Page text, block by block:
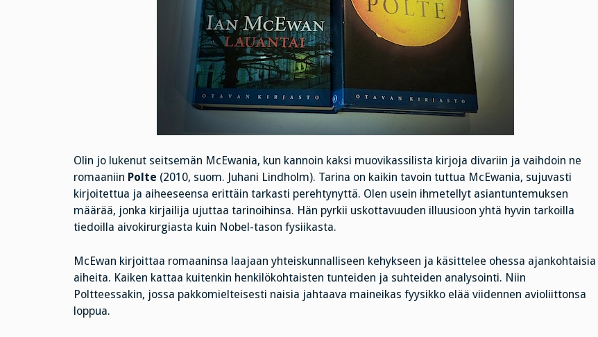
Olin jo lukenut seitsemän McEwania, kun kannoin kaksi muovikassilista kirjoja divariin ja vaihdoin ne
romaaniin Polte (2010, suom. Juhani Lindholm). Tarina on kaikin tavoin tuttua McEwania, sujuvasti
kirjoitettua ja aiheeseensa erittäin tarkasti perehtynyttä. Olen usein ihmetellyt asiantuntemuksen
määrää, jonka kirjailija ujuttaa tarinoihinsa. Hän pyrkii uskottavuuden illuusioon yhtä hyvin tarkoilla
tiedoilla aivokirurgiasta kuin Nobel-tason fysiikasta.
McEwan kirjoittaa romaaninsa laajaan yhteiskunnalliseen kehykseen ja käsittelee ohessa ajankohtaisia
aiheita. Kaiken kattaa kuitenkin henkilökohtaisten tunteiden ja suhteiden analysointi. Niin
Poltteessakin, jossa pakkomielteisesti naisia jahtaava maineikas fyysikko elää viidennen avioliittonsa
loppua.